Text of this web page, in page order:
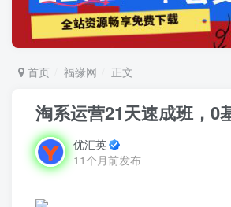
首页 福缘网 正文
淘系运营21天速成班，0
优汇英
11个月前发布